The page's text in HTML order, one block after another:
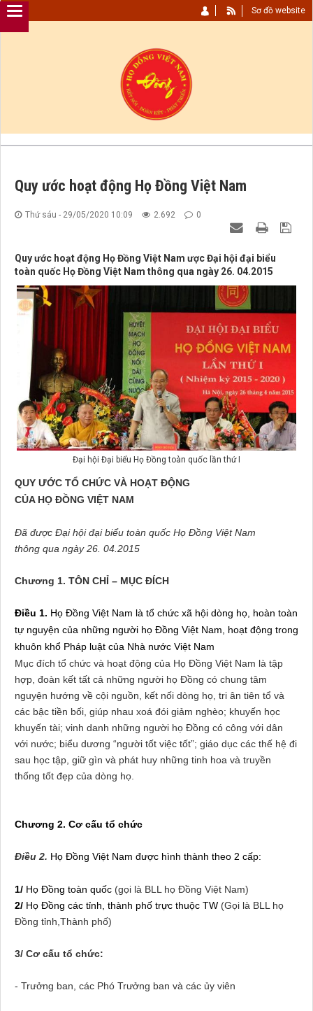
Sơ đồ website
Quy ước hoạt động Họ Đồng Việt Nam
Thứ sáu - 29/05/2020 10:09 2.692 0
Quy ước hoạt động Họ Đồng Việt Nam ược Đại hội đại biểu
toàn quốc Họ Đồng Việt Nam thông qua ngày 26. 04.2015
Đại hội Đại biểu Họ Đồng toàn quốc lần thứ I
QUY ƯỚC TỔ CHỨC VÀ HOẠT ĐỘNG
CỦA HỌ ĐỒNG VIỆT NAM
Đã được Đại hội đại biểu toàn quốc Họ Đồng ViệtNam
thông qua ngày 26. 04.2015
Chương 1. TÔN CHỈ – MỤC ĐÍCH
Điều 1. Họ Đồng Việt Nam là tổ chức xã hội dòng họ, hoàn toàn
tự nguyện của những người họ Đồng Việt Nam , hoạt động trong
khuôn khổ Pháp luật của Nhà nước Việt Nam
Mục đích tổ chức và hoạt động của Họ Đồng Việt Nam là tập
hợp, đoàn kết tất cả những người họ Đồng có chung tâm
nguyện hướng về cội nguồn, kết nối dòng họ, tri ân tiên tổ và
các bậc tiền bối, giúp nhau xoá đói giảm nghèo; khuyến học
khuyến tài; vinh danh những người họ Đồng có công với dân
với nước; biểu dương “người tốt việc tốt”; giáo dục các thế hệ đi
sau học tập, giữ gìn và phát huy những tinh hoa và truyền
thống tốt đẹp của dòng họ.
Chương 2. Cơ cấu tổ chức
Điều 2. Họ Đồng Việt Nam được hình thành theo 2 cấp:
1/ Họ Đồng toàn quốc (gọi là BLL họ Đồng Việt Nam)
2/ Họ Đồng các tỉnh, thành phố trực thuộc TW (Gọi là BLL họ
Đồng tỉnh,Thành phố)
3/ Cơ cấu tổ chức:
- Trưởng ban, các Phó Trưởng ban và các ủy viên